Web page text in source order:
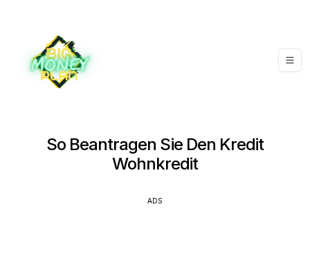
So Beantragen Sie Den Kredit
Wohnkredit
ADS